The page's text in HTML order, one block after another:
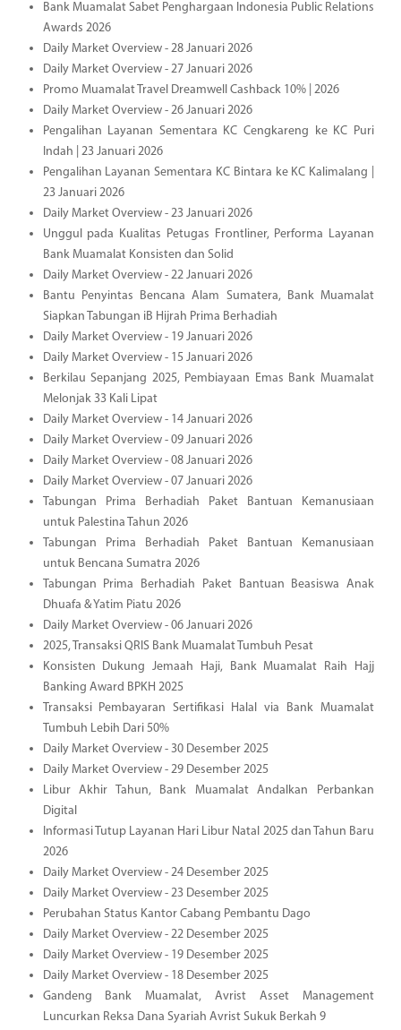
Bank Muamalat Sabet Penghargaan Indonesia Public Relations
Awards 2026
Daily Market Overview - 28 Januari 2026
Daily Market Overview - 27 Januari 2026
Promo Muamalat Travel Dreamwell Cashback 10% | 2026
Daily Market Overview - 26 Januari 2026
Pengalihan Layanan Sementara KC Cengkareng ke KC Puri
Indah | 23 Januari 2026
Pengalihan Layanan Sementara KC Bintara ke KC Kalimalang |
23 Januari 2026
Daily Market Overview - 23 Januari 2026
Unggul pada Kualitas Petugas Frontliner, Performa Layanan
Bank Muamalat Konsisten dan Solid
Daily Market Overview - 22 Januari 2026
Bantu Penyintas Bencana Alam Sumatera, Bank Muamalat
Siapkan Tabungan iB Hijrah Prima Berhadiah
Daily Market Overview - 19 Januari 2026
Daily Market Overview - 15 Januari 2026
Berkilau Sepanjang 2025, Pembiayaan Emas Bank Muamalat
Melonjak 33 Kali Lipat
Daily Market Overview - 14 Januari 2026
Daily Market Overview - 09 Januari 2026
Daily Market Overview - 08 Januari 2026
Daily Market Overview - 07 Januari 2026
Tabungan Prima Berhadiah Paket Bantuan Kemanusiaan
untuk Palestina Tahun 2026
Tabungan Prima Berhadiah Paket Bantuan Kemanusiaan
untuk Bencana Sumatra 2026
Tabungan Prima Berhadiah Paket Bantuan Beasiswa Anak
Dhuafa & Yatim Piatu 2026
Daily Market Overview - 06 Januari 2026
2025, Transaksi QRIS Bank Muamalat Tumbuh Pesat
Konsisten Dukung Jemaah Haji, Bank Muamalat Raih Hajj
Banking Award BPKH 2025
Transaksi Pembayaran Sertifikasi Halal via Bank Muamalat
Tumbuh Lebih Dari 50%
Daily Market Overview - 30 Desember 2025
Daily Market Overview - 29 Desember 2025
Libur Akhir Tahun, Bank Muamalat Andalkan Perbankan
Digital
Informasi Tutup Layanan Hari Libur Natal 2025 dan Tahun Baru
2026
Daily Market Overview - 24 Desember 2025
Daily Market Overview - 23 Desember 2025
Perubahan Status Kantor Cabang Pembantu Dago
Daily Market Overview - 22 Desember 2025
Daily Market Overview - 19 Desember 2025
Daily Market Overview - 18 Desember 2025
Gandeng Bank Muamalat, Avrist Asset Management
Luncurkan Reksa Dana Syariah Avrist Sukuk Berkah 9